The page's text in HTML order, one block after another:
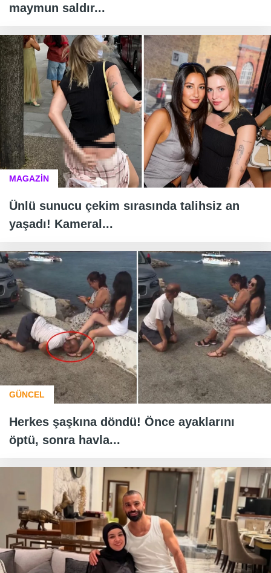
maymun saldır...
MAGAZİN
Ünlü sunucu çekim sırasında talihsiz an
yaşadı! Kameral...
GÜNCEL
Herkes şaşkına döndü! Önce ayaklarını
öptü, sonra havla...